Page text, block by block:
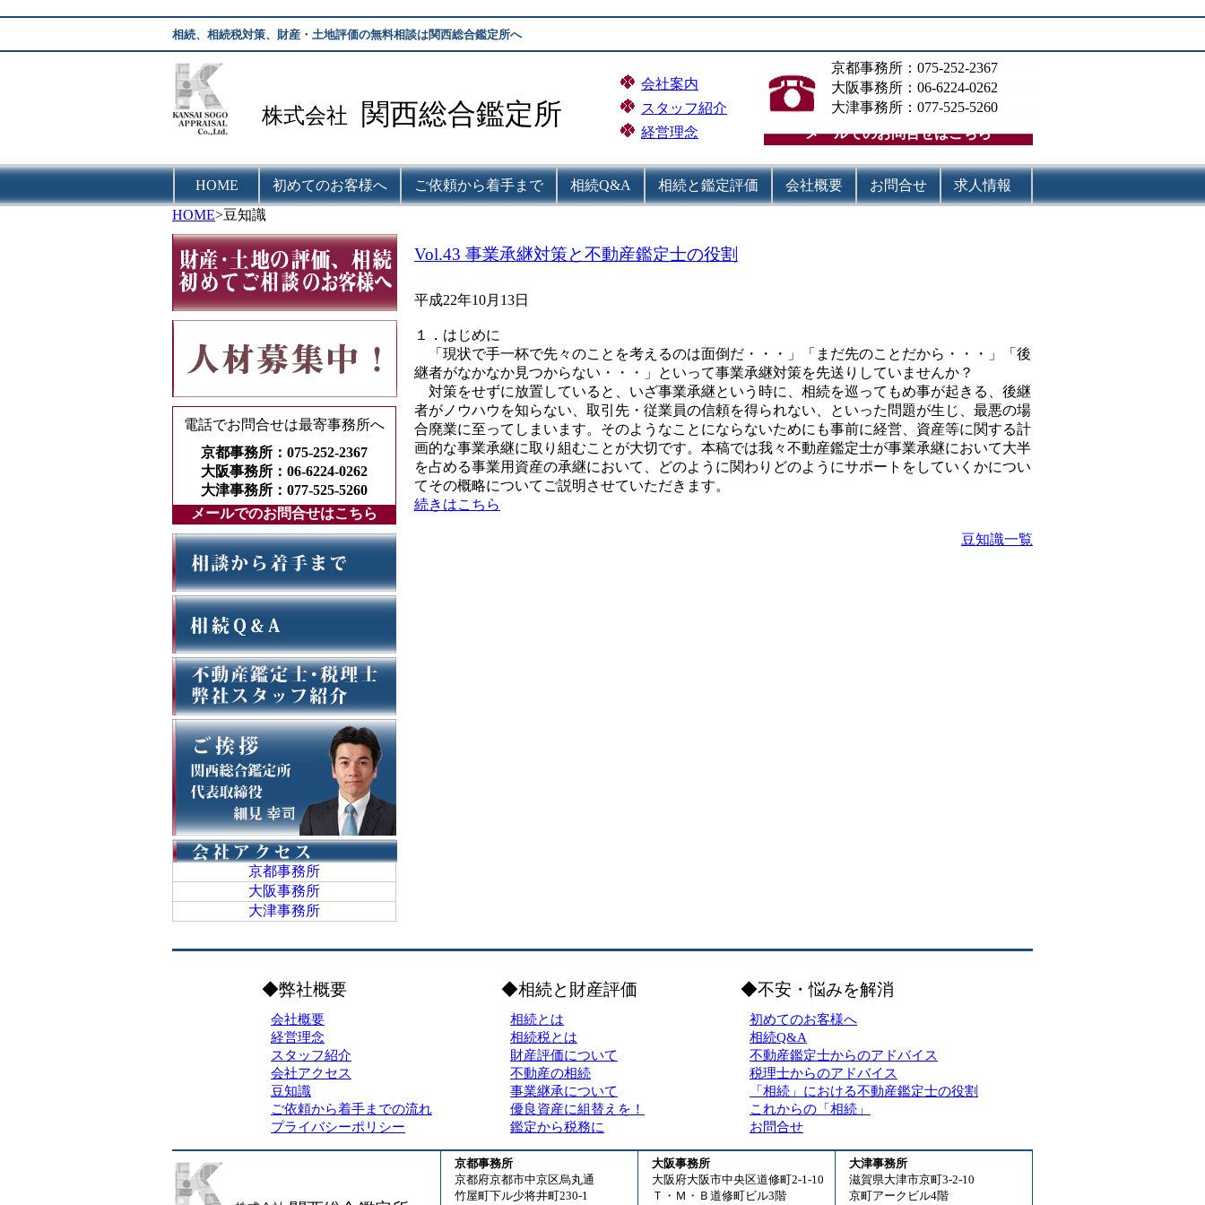
相続、相続税対策、財産・土地評価の無料相談は関西総合鑑定所へ
株式会社 関西総合鑑定所
京都事務所：075-252-2367
大阪事務所：06-6224-0262
大津事務所：077-525-5260
メールでのお問合せはこちら
会社案内
スタッフ紹介
経営理念
HOME 初めてのお客様へ ご依頼から着手まで 相続Q&A 相続と鑑定評価 会社概要 お問合せ
求人情報
HOME>豆知識
電話でお問合せは最寄事務所へ
京都事務所：075-252-2367
大阪事務所：06-6224-0262
大津事務所：077-525-5260
メールでのお問合せはこちら
京都事務所
大阪事務所
大津事務所
Vol.43 事業承継対策と不動産鑑定士の役割
平成22年10月13日
１．はじめに
「現状で手一杯で先々のことを考えるのは面倒だ・・・」「まだ先のことだから・・・」「後
継者がなかなか見つからない・・・」といって事業承継対策を先送りしていませんか？
対策をせずに放置していると、いざ事業承継という時に、相続を巡ってもめ事が起きる、後継
者がノウハウを知らない、取引先・従業員の信頼を得られない、といった問題が生じ、最悪の場
合廃業に至ってしまいます。そのようなことにならないためにも事前に経営、資産等に関する計
画的な事業承継に取り組むことが大切です。本稿では我々不動産鑑定士が事業承継において大半
を占める事業用資産の承継において、どのように関わりどのようにサポートをしていくかについ
てその概略についてご説明させていただきます。
続きはこちら
豆知識一覧
◆弊社概要
会社概要
経営理念
スタッフ紹介
会社アクセス
豆知識
ご依頼から着手までの流れ
プライバシーポリシー
◆相続と財産評価
相続とは
相続税とは
財産評価について
不動産の相続
事業継承について
優良資産に組替えを！
鑑定から税務に
◆不安・悩みを解消
初めてのお客様へ
相続Q&A
不動産鑑定士からのアドバイス
税理士からのアドバイス
「相続」における不動産鑑定士の役割
これからの「相続」
お問合せ
京都事務所
京都府京都市中京区烏丸通
竹屋町下ル少将井町230-1
大阪事務所
大阪府大阪市中央区道修町2-1-10
Ｔ・Ｍ・Ｂ道修町ビル3階
大津事務所
滋賀県大津市京町3-2-10
京町アークビル4階